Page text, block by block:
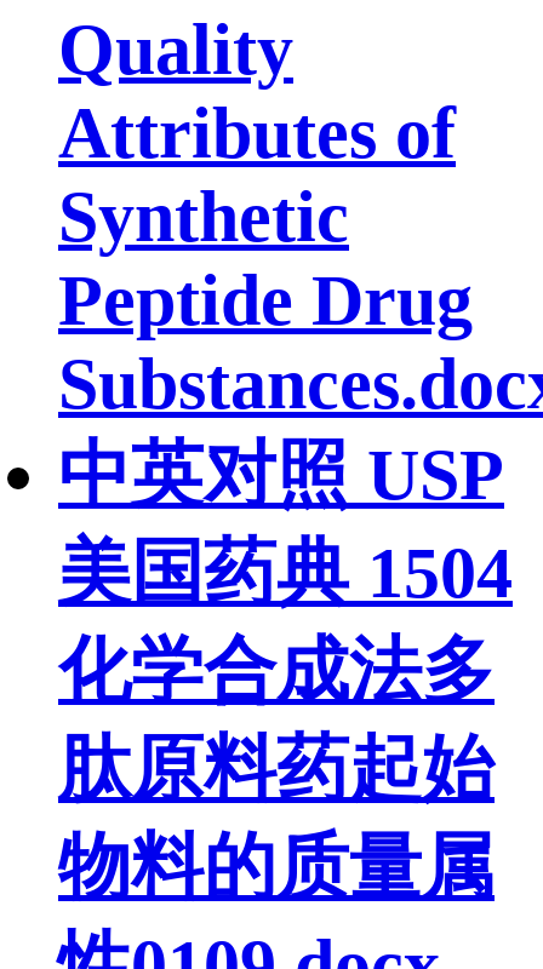
Quality
Attributes of
Synthetic
Peptide Drug
中英对照 USP
美国药典 1504
化学合成法多
肽原料药起始
物料的质量属